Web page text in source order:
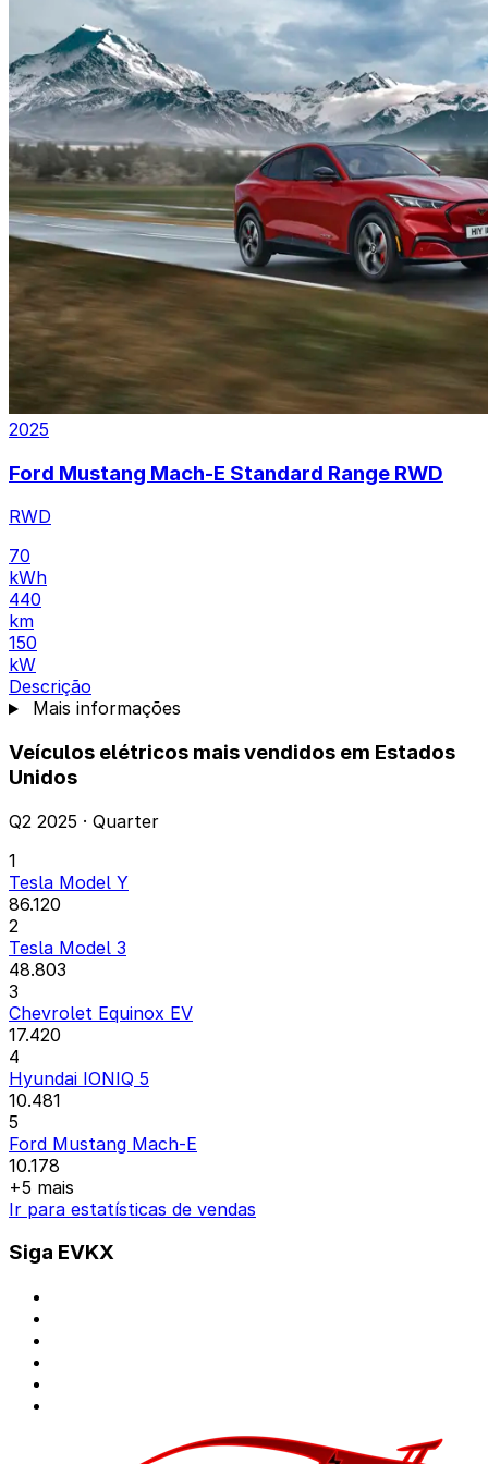
2025
Ford Mustang Mach-E Standard Range RWD
RWD
70
kWh
440
km
150
kW
Descrição
Mais informações
Veículos elétricos mais vendidos em Estados
Unidos
Q2 2025 · Quarter
1
Tesla Model Y
86.120
2
Tesla Model 3
48.803
3
Chevrolet Equinox EV
17.420
4
Hyundai IONIQ 5
10.481
5
Ford Mustang Mach-E
10.178
+5 mais
Ir para estatísticas de vendas
Siga EVKX